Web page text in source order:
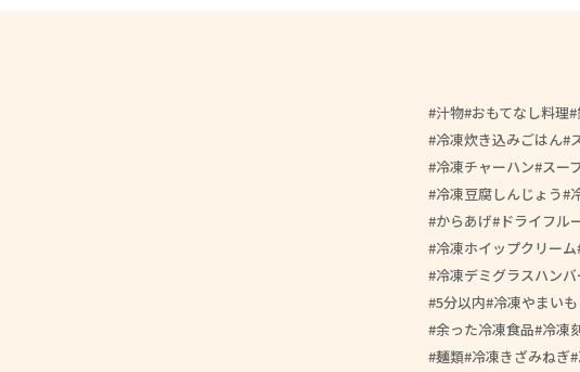
汁物 おもてなし料理
冷凍炊き込みごはん
冷凍チャーハン スー
冷凍豆腐しんじょう
からあげ ドライフル
冷凍ホイップクリーム
冷凍デミグラスハン
5分以内 冷凍やまい
余った冷凍食品 冷凍
麺類 冷凍きざみねぎ